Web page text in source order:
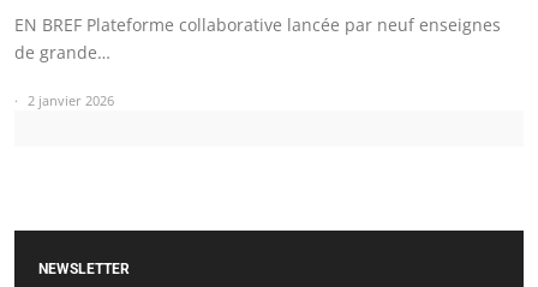
EN BREF Plateforme collaborative lancée par neuf enseignes
de grande…
2 janvier 2026
NEWSLETTER